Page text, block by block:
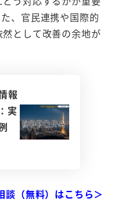
、官民連携や国際的
として改善の余地が
報
実
談（無料）はこちら＞